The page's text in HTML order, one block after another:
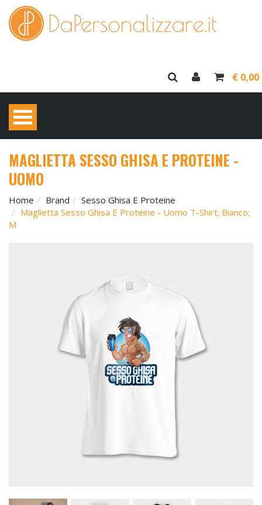
€ 0,00
MAGLIETTA SESSO GHISA E PROTEINE -
UOMO
Home Brand
Sesso Ghisa E Proteine
Maglietta Sesso Ghisa E Proteine - Uomo T-Shirt; Bianco;
M